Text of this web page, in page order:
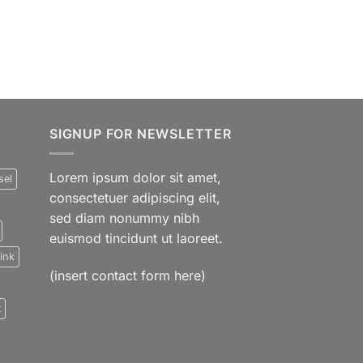
SIGNUP FOR NEWSLETTER
Lorem ipsum dolor sit amet,
consectetuer adipiscing elit,
sed diam nonummy nibh
euismod tincidunt ut laoreet.
(insert contact form here)